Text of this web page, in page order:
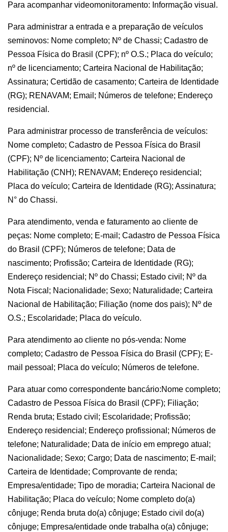
Para acompanhar videomonitoramento: Informação visual.
Para administrar a entrada e a preparação de veículos
seminovos: Nome completo; Nº de Chassi; Cadastro de
Pessoa Física do Brasil (CPF); nº O.S.; Placa do veículo;
nº de licenciamento; Carteira Nacional de Habilitação;
Assinatura; Certidão de casamento; Carteira de Identidade
(RG); RENAVAM; Email; Números de telefone; Endereço
residencial.
Para administrar processo de transferência de veículos:
Nome completo; Cadastro de Pessoa Física do Brasil
(CPF); Nº de licenciamento; Carteira Nacional de
Habilitação (CNH); RENAVAM; Endereço residencial;
Placa do veículo; Carteira de Identidade (RG); Assinatura;
N° do Chassi.
Para atendimento, venda e faturamento ao cliente de
peças: Nome completo; E-mail; Cadastro de Pessoa Física
do Brasil (CPF); Números de telefone; Data de
nascimento; Profissão; Carteira de Identidade (RG);
Endereço residencial; Nº do Chassi; Estado civil; Nº da
Nota Fiscal; Nacionalidade; Sexo; Naturalidade; Carteira
Nacional de Habilitação; Filiação (nome dos pais); Nº de
O.S.; Escolaridade; Placa do veículo.
Para atendimento ao cliente no pós-venda: Nome
completo; Cadastro de Pessoa Física do Brasil (CPF); E-
mail pessoal; Placa do veículo; Números de telefone.
Para atuar como correspondente bancário:Nome completo;
Cadastro de Pessoa Física do Brasil (CPF); Filiação;
Renda bruta; Estado civil; Escolaridade; Profissão;
Endereço residencial; Endereço profissional; Números de
telefone; Naturalidade; Data de início em emprego atual;
Nacionalidade; Sexo; Cargo; Data de nascimento; E-mail;
Carteira de Identidade; Comprovante de renda;
Empresa/entidade; Tipo de moradia; Carteira Nacional de
Habilitação; Placa do veículo; Nome completo do(a)
cônjuge; Renda bruta do(a) cônjuge; Estado civil do(a)
cônjuge; Empresa/entidade onde trabalha o(a) cônjuge;